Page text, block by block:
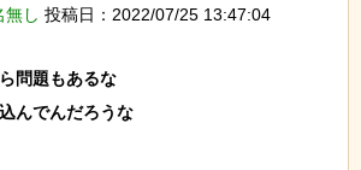
無し 投稿日：2022/07/25 13:47:04
問題もあるな
んでんだろうな